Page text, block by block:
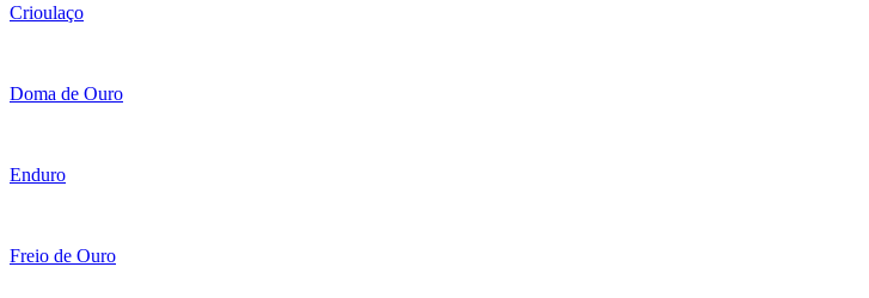
Crioulaço
Doma de Ouro
Enduro
Freio de Ouro